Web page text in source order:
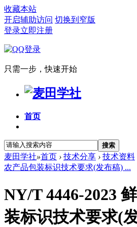
收藏本站
开启辅助访问 切换到窄版
登录立即注册
只需一步，快速开始
首页
搜索
麦田学社»首页 › 技术分享 › 技术资料
农产品包装标识技术要求(发布稿) ...
NY/T 4446-2023
装标识技术要求(